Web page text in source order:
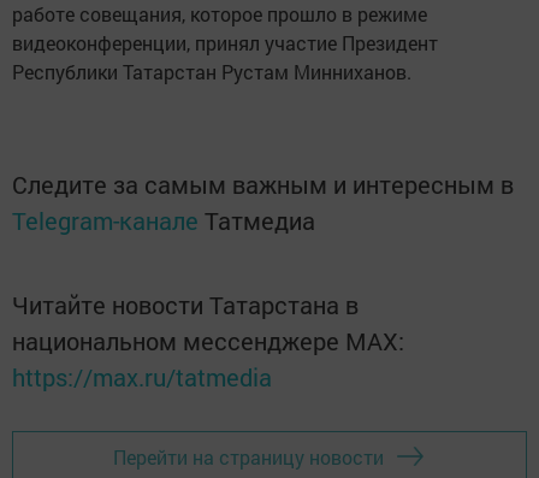
работе совещания, которое прошло в режиме
видеоконференции, принял участие Президент
Республики Татарстан Рустам Минниханов.
Следите за самым важным и интересным в
Telegram-канале Татмедиа
Читайте новости Татарстана в
национальном мессенджере MАХ:
https://max.ru/tatmedia
Перейти на страницу новости